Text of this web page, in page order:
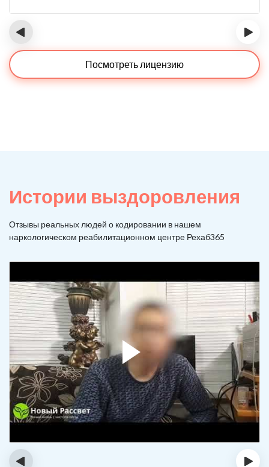
‹ ›
Посмотреть лицензию
Истории выздоровления
Отзывы реальных людей о кодировании в нашем
наркологическом реабилитационном центре Рехаб365
‹ ›